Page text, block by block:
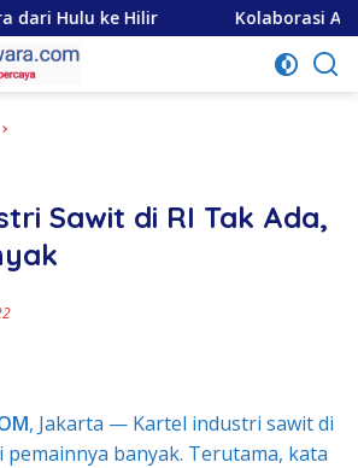
Hilir Kolaborasi Apik Gubsu-
Sawit di RI Tak Ada,
, Jakarta — Kartel industri sawit di
pemainnya banyak. Terutama, kata